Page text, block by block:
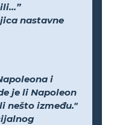
nastavne
i
je li Napoleon
nešto između."